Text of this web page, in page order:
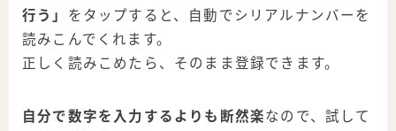
行う」 をタップすると、
自動でシリアルナンバーを
読みこんでくれます。
正しく読みこめたら、そのまま登録できます。
自分で数字を入力するよりも断然楽なので、試して